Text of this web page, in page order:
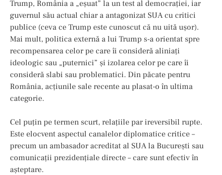
Trump, România a „eșuat” la un test al democrației, iar
guvernul său actual chiar a antagonizat SUA cu critici
publice (ceva ce Trump este cunoscut că nu uită ușor).
Mai mult, politica externă a lui Trump s-a orientat spre
recompensarea celor pe care îi consideră aliniați
ideologic sau „puternici” și izolarea celor pe care îi
consideră slabi sau problematici. Din păcate pentru
România, acțiunile sale recente au plasat-o în ultima
categorie.
Cel puțin pe termen scurt, relațiile par ireversibil rupte.
Este elocvent aspectul canalelor diplomatice critice –
precum un ambasador acreditat al SUA la București sau
comunicații prezidențiale directe – care sunt efectiv în
așteptare.